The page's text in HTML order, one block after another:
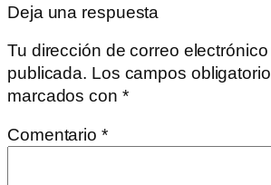
Deja una respuesta
Tu dirección de correo
publicada. Los campos
marcados con *
Comentario *